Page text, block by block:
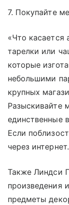
7. Покупайте
«Что касается
тарелки или
которые
небольшими
крупных
Разыскивайте
единственные
Если
через интернет.
Также Линдси
произведения
предметы